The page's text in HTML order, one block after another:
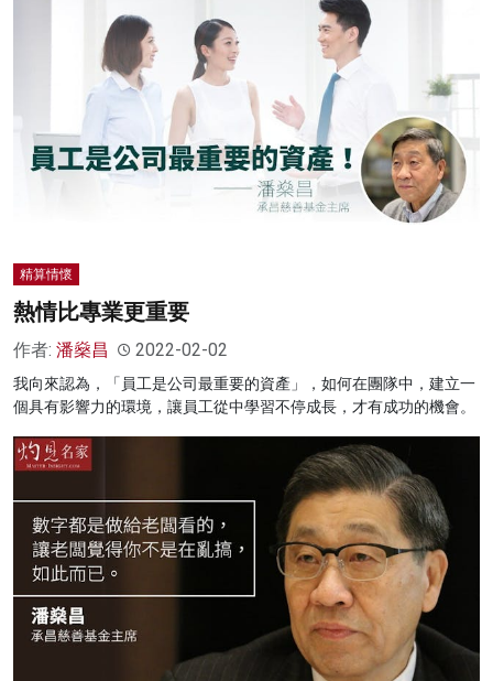
精算情懷
熱情比專業更重要
作者: 潘燊昌 2022-02-02
我向來認為，「員工是公司最重要的資產」，如何在團隊中，建立一
個具有影響力的環境，讓員工從中學習不停成長，才有成功的機會。